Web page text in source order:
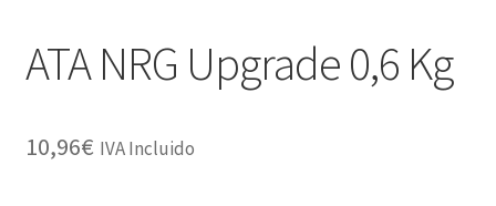
ATA NRG Upgrade 0,6 Kg
10,96€ IVA Incluido